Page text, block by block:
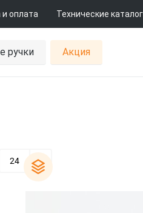
оплата Технические
ручки Акция
24